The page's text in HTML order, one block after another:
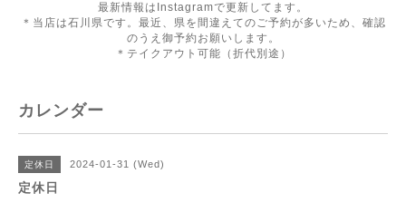
最新情報はInstagramで更新してます。
＊当店は石川県です。最近、県を間違えてのご予約が多いため、確認
のうえ御予約お願いします。
＊テイクアウト可能（折代別途）
カレンダー
定休日 2024-01-31 (Wed)
定休日